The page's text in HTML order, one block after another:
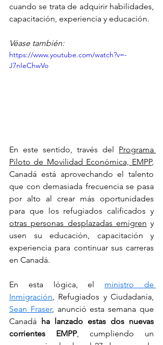
cuando se trata de adquirir habilidades,
capacitación, experiencia y educación.
Véase también:
https://www.youtube.com/watch?v=-
J7nIeChwVo
En este sentido, través del Programa
Piloto de Movilidad Económica, EMPP,
Canadá está aprovechando el talento
que con demasiada frecuencia se pasa
por alto al crear más oportunidades
otras personas desplazadas emigren y
usen su educación, capacitación y
experiencia para continuar sus carreras
en Canadá.
En esta lógica, el ministro de
Inmigración
Sean Fraser, anunció esta semana que
Canadá ha lanzado estas dos nuevas
corrientes EMPP, cumpliendo un